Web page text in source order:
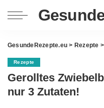
GesundeRezepte.eu > Rezepte
Rezepte
Gerolltes
nur 3 Zutaten!